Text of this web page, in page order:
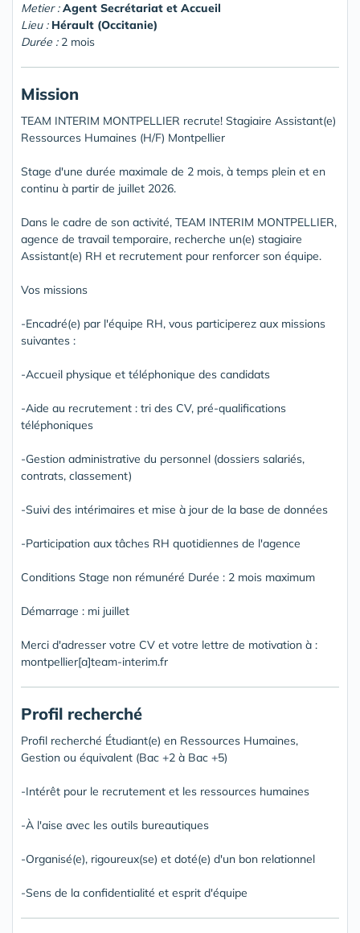
Metier :Agent Secrétariat et Accueil
Lieu : Hérault (Occitanie)
Durée : 2 mois
Mission
TEAM INTERIM MONTPELLIER recrute! Stagiaire Assistant(e)
Ressources Humaines (H/F) Montpellier
Stage d'une durée maximale de 2 mois, à temps plein et en
continu à partir de juillet 2026.
Dans le cadre de son activité, TEAM INTERIM MONTPELLIER,
agence de travail temporaire, recherche un(e) stagiaire
Assistant(e) RH et recrutement pour renforcer son équipe.
Vos missions
-Encadré(e) par l'équipe RH, vous participerez aux missions
suivantes :
-Accueil physique et téléphonique des candidats
-Aide au recrutement : tri des CV, pré-qualifications
téléphoniques
-Gestion administrative du personnel (dossiers salariés,
contrats, classement)
-Suivi des intérimaires et mise à jour de la base de données
-Participation aux tâches RH quotidiennes de l'agence
Conditions Stage non rémunéré Durée : 2 mois maximum
Démarrage : mi juillet
Merci d'adresser votre CV et votre lettre de motivation à :
montpellier[a]team-interim.fr
Profil recherché
Profil recherché Étudiant(e) en Ressources Humaines,
Gestion ou équivalent (Bac +2 à Bac +5)
-Intérêt pour le recrutement et les ressources humaines
-À l'aise avec les outils bureautiques
-Organisé(e), rigoureux(se) et doté(e) d'un bon relationnel
-Sens de la confidentialité et esprit d'équipe